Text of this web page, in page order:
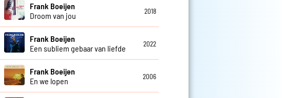
Frank Boeijen
Droom van jou
2018
Frank Boeijen
Een subliem gebaar van liefde
2022
Frank Boeijen
En we lopen
2006